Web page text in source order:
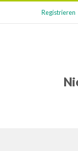
Registrieren